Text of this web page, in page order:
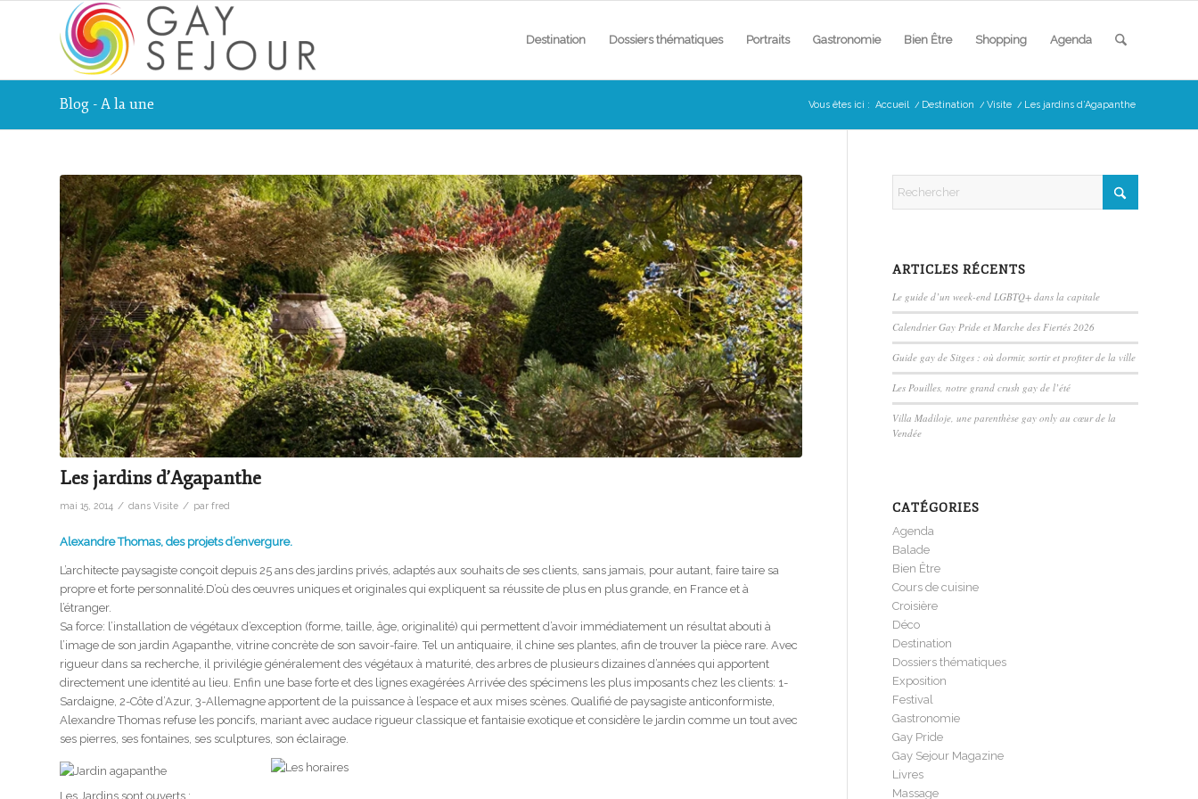
Destination Dossiers thématiques Portraits Gastronomie Bien Être Shopping Agenda
Blog - A la une Vous êtes ici : Accueil / Destination / Visite / Les jardins d’Agapanthe
Les jardins d’Agapanthe
mai 15, 2014 / dans Visite / par fred
Alexandre Thomas, des projets d’envergure.
L’architecte paysagiste conçoit depuis 25 ans des jardins privés, adaptés aux souhaits de ses clients, sans jamais, pour autant, faire taire sa
propre et forte personnalité.D’où des œuvres uniques et originales qui expliquent sa réussite de plus en plus grande, en France et à
l’étranger.
Sa force: l’installation de végétaux d’exception (forme, taille, âge, originalité) qui permettent d’avoir immédiatement un résultat abouti à
l’image de son jardin Agapanthe, vitrine concrète de son savoir-faire. Tel un antiquaire, il chine ses plantes, afin de trouver la pièce rare. Avec
rigueur dans sa recherche, il privilégie généralement des végétaux à maturité, des arbres de plusieurs dizaines d’années qui apportent
directement une identité au lieu. Enfin une base forte et des lignes exagérées Arrivée des spécimens les plus imposants chez les clients: 1-
Sardaigne, 2-Côte d’Azur, 3-Allemagne apportent de la puissance à l’espace et aux mises scènes. Qualifié de paysagiste anticonformiste,
Alexandre Thomas refuse les poncifs, mariant avec audace rigueur classique et fantaisie exotique et considère le jardin comme un tout avec
ses pierres, ses fontaines, ses sculptures, son éclairage.
Les Jardins sont ouverts :
ARTICLES RÉCENTS
Le guide d’un week-end LGBTQ+ dans la capitale
Calendrier Gay Pride et Marche des Fiertés 2026
Guide gay de Sitges : où dormir, sortir et profiter de la ville
Les Pouilles, notre grand crush gay de l’été
Villa Madiloje, une parenthèse gay only au cœur de la
Vendée
CATÉGORIES
Agenda
Balade
Bien Être
Cours de cuisine
Croisière
Déco
Destination
Dossiers thématiques
Exposition
Festival
Gastronomie
Gay Pride
Gay Sejour Magazine
Livres
Massage